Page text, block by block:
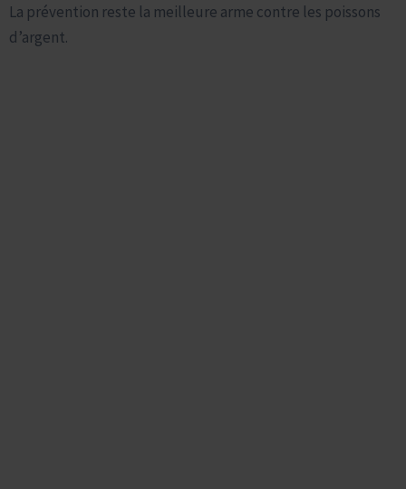
La prévention reste la meilleure arme contre les poissons
d’argent.